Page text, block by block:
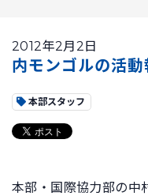
2012年2月2日
内モンゴルの活動
本部スタッフ
本部・国際協力部の中